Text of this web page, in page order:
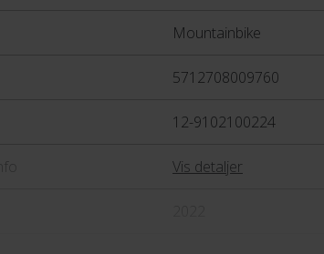
Mountainbike
5712708009760
12-9102100224
Vis detaljer